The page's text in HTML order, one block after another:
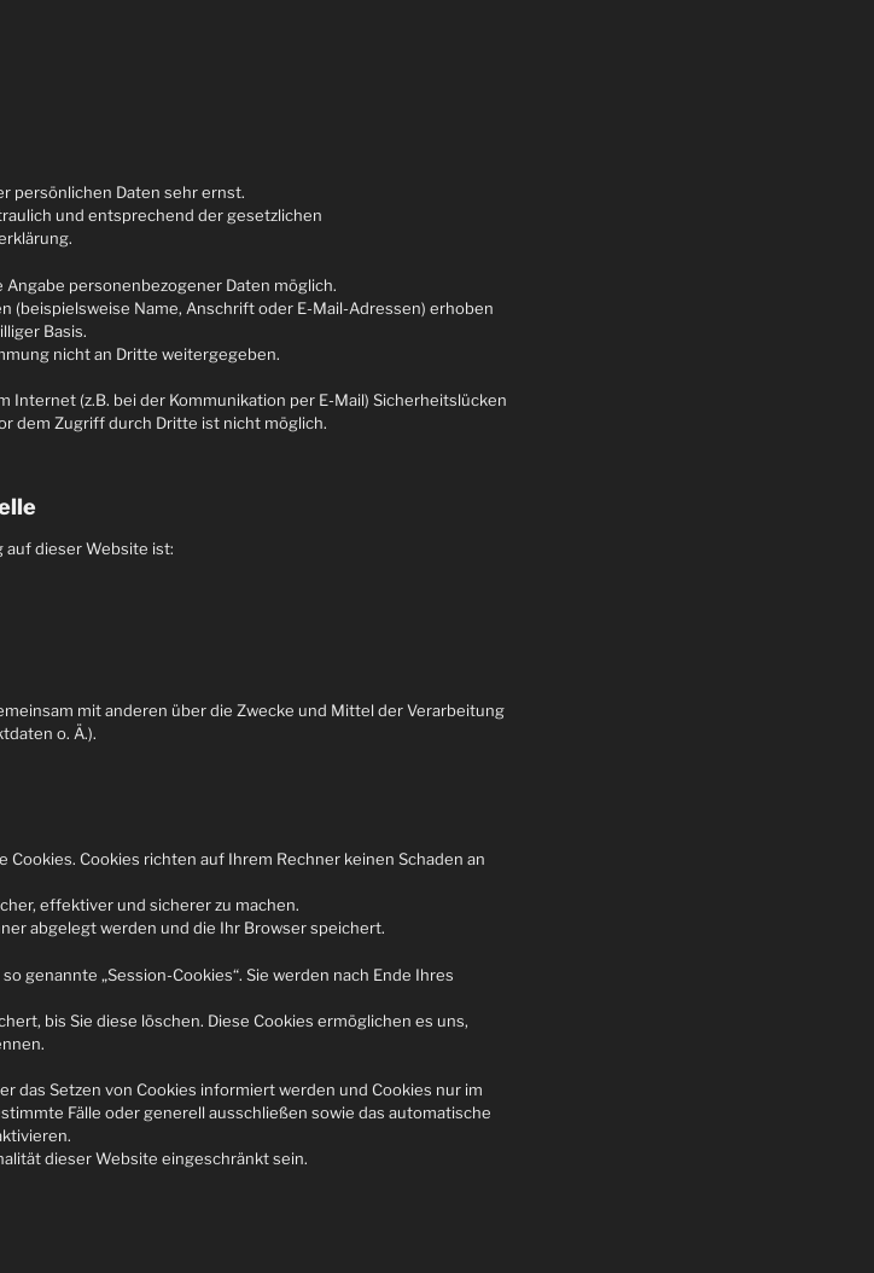
persönlichen Daten sehr ernst.
und entsprechend der gesetzlichen
personenbezogener Daten möglich.
(beispielsweise Name, Anschrift oder E-Mail-Adressen) erhoben
Basis.
nicht an Dritte weitergegeben.
Internet (z.B. bei der Kommunikation per E-Mail) Sicherheitslücken
dem Zugriff durch Dritte ist nicht möglich.
auf dieser Website ist:
mit anderen über die Zwecke und Mittel der Verarbeitung
o. Ä.).
Cookies richten auf Ihrem Rechner keinen Schaden an
effektiver und sicherer zu machen.
abgelegt werden und die Ihr Browser speichert.
genannte „Session-Cookies“. Sie werden nach Ende Ihres
bis Sie diese löschen. Diese Cookies ermöglichen es uns,
das Setzen von Cookies informiert werden und Cookies nur im
Fälle oder generell ausschließen sowie das automatische
dieser Website eingeschränkt sein.